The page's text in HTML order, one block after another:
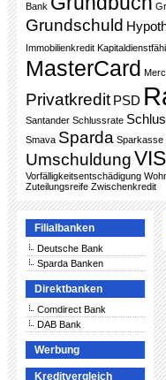
Bank
Grundschuld
Immobilienkredit
MasterCard
Privatkredit PSD
Santander Schlussrate
Smava Sparda Sparkasse
Umschuldung
Vorfälligkeitsentschädigung
Zuteilungsreife Zwischenkredit
Filialbanken
Deutsche Bank
Sparda Banken
Direktbanken
Comdirect Bank
DAB Bank
Werbung
Kreditvergleich